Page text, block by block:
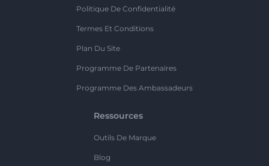
Politique De Confidentialité
Termes Et Conditions
Plan Du Site
Programme De Partenaires
Programme Des Ambassadeurs
Ressources
Outils De Marque
Blog